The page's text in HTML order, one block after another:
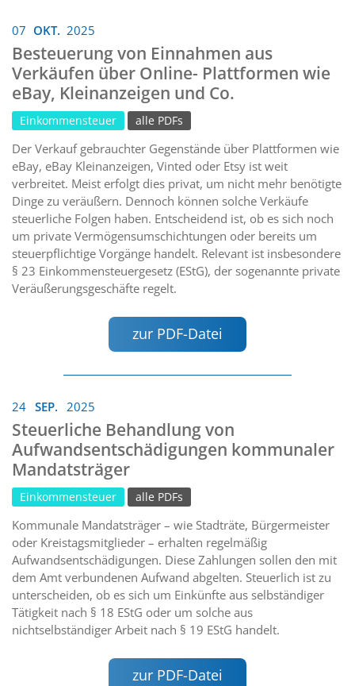
07 OKT. 2025
Besteuerung von Einnahmen aus
Verkäufen über Online- Plattformen wie
eBay, Kleinanzeigen und Co.
Einkommensteuer alle PDFs
Der Verkauf gebrauchter Gegenstände über Plattformen wie
eBay, eBay Kleinanzeigen, Vinted oder Etsy ist weit
verbreitet. Meist erfolgt dies privat, um nicht mehr benötigte
Dinge zu veräußern. Dennoch können solche Verkäufe
steuerliche Folgen haben. Entscheidend ist, ob es sich noch
um private Vermögensumschichtungen oder bereits um
steuerpflichtige Vorgänge handelt. Relevant ist insbesondere
§ 23 Einkommensteuergesetz (EStG), der sogenannte private
Veräußerungsgeschäfte regelt.
zur PDF-Datei
24 SEP. 2025
Steuerliche Behandlung von
Aufwandsentschädigungen kommunaler
Mandatsträger
Einkommensteuer alle PDFs
Kommunale Mandatsträger – wie Stadträte, Bürgermeister
oder Kreistagsmitglieder – erhalten regelmäßig
Aufwandsentschädigungen. Diese Zahlungen sollen den mit
dem Amt verbundenen Aufwand abgelten. Steuerlich ist zu
unterscheiden, ob es sich um Einkünfte aus selbständiger
Tätigkeit nach § 18 EStG oder um solche aus
nichtselbständiger Arbeit nach § 19 EStG handelt.
zur PDF-Datei